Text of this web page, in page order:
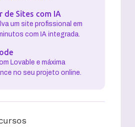
de Sites com IA
um site profissional em
com IA integrada.
Lovable e máxima
no seu projeto online.